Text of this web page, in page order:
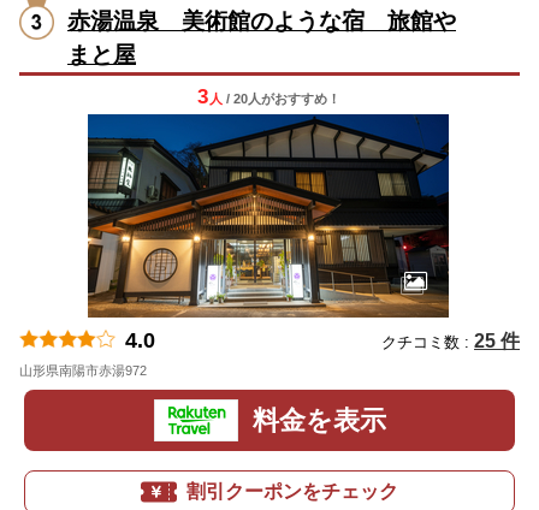
赤湯温泉 美術館のような宿 旅館や
まと屋
3 人 / 20人がおすすめ！
4.0 クチコミ数 : 25 件
山形県南陽市赤湯972
料金を表示
割引クーポンをチェック